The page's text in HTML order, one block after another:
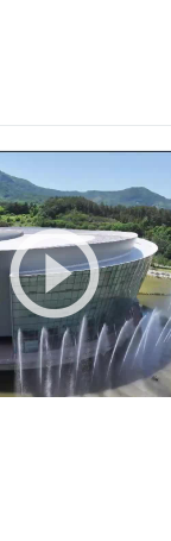
play_circle_outline